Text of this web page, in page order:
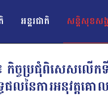
អន្ដរជាតិ សន្តិសុខសង្
កិច្ចប្រជុំពិសេសលើក
ផលនៃការអនុវត្តគ